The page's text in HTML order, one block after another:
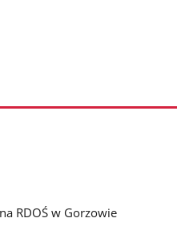
RDOŚ w Gorzowie